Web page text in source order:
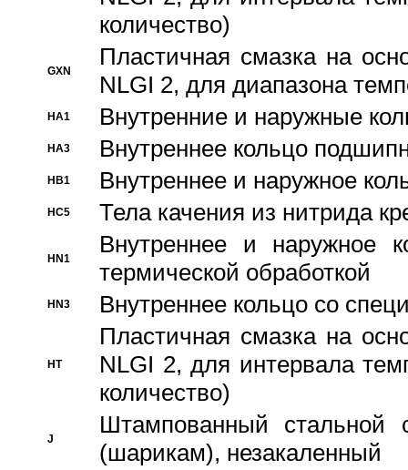
количество)
GXN
Пластичная смазка на
NLGI 2, для диапазона
HA1 Внутренние и наружные
HA3 Bнутреннее кольцо
HB1 Bнутреннее и наружное
HC5 Тела качения из нитрида
HN1
Bнутреннее и наружное
термической обработкой
HN3 Внутреннее кольцо со
HT
Пластичная смазка на
NLGI 2, для интервала
количество)
J
Штампованный стальной
(шарикам), незакаленный